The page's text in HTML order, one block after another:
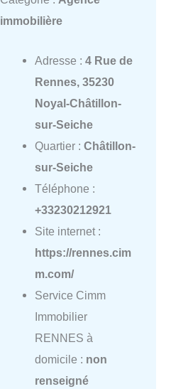
immobilière
Adresse : 4 Rue de
Rennes, 35230
Noyal-Châtillon-
sur-Seiche
Quartier : Châtillon-
sur-Seiche
Téléphone :
+33230212921
Site internet :
https://rennes.cim
m.com/
Service Cimm
Immobilier
RENNES à
domicile : non
renseigné